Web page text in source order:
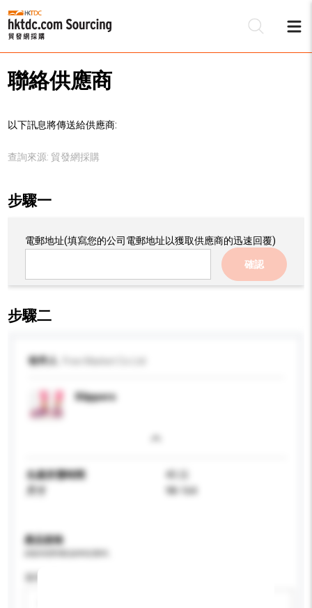
聯絡供應商
以下訊息將傳送給供應商:
查詢來源: 貿發網採購
步驟一
電郵地址(填寫您的公司電郵地址以獲取供應商的迅速回覆)
確認
步驟二
收件人
Slippers
生產所需時間
45 日
98-164
產品規格